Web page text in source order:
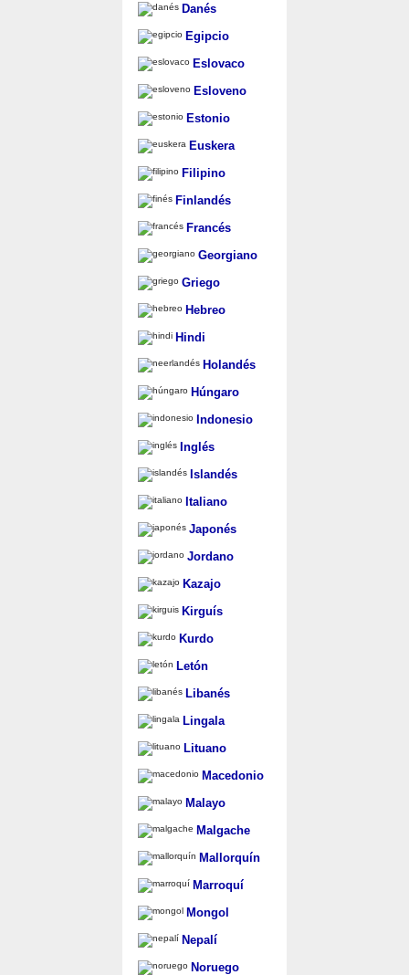
Danés
Egipcio
Eslovaco
Esloveno
Estonio
Euskera
Filipino
Finlandés
Francés
Georgiano
Griego
Hebreo
Hindi
Holandés
Húngaro
Indonesio
Inglés
Islandés
Italiano
Japonés
Jordano
Kazajo
Kirguís
Kurdo
Letón
Libanés
Lingala
Lituano
Macedonio
Malayo
Malgache
Mallorquín
Marroquí
Mongol
Nepalí
Noruego